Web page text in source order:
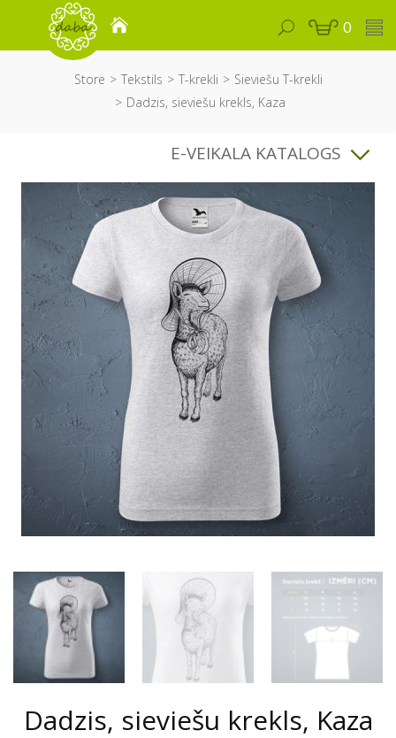
0
Store Tekstils T-krekli
Sieviešu T-krekli
Dadzis, sieviešu krekls, Kaza
E-VEIKALA KATALOGS
Dadzis, sieviešu krekls, Kaza